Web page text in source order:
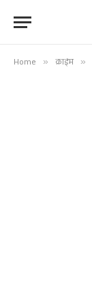
Home » क्राईम »